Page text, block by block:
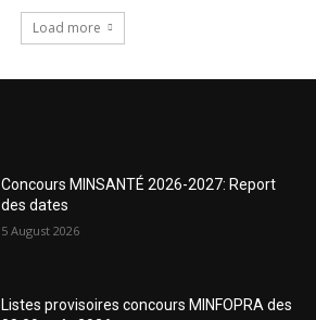
Load more
Concours MINSANTÉ 2026-2027: Report
des dates
5 August 2026
Listes provisoires concours MINFOPRA des